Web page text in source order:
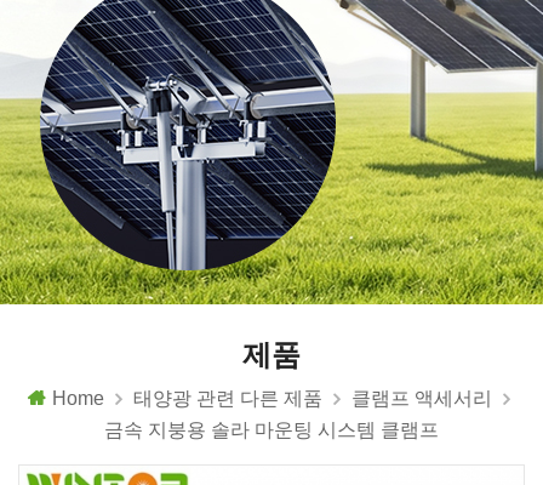
제품
Home 태양광 관련 다른 제품
클램프 액세서리
금속 지붕용 솔라 마운팅 시스템 클램프